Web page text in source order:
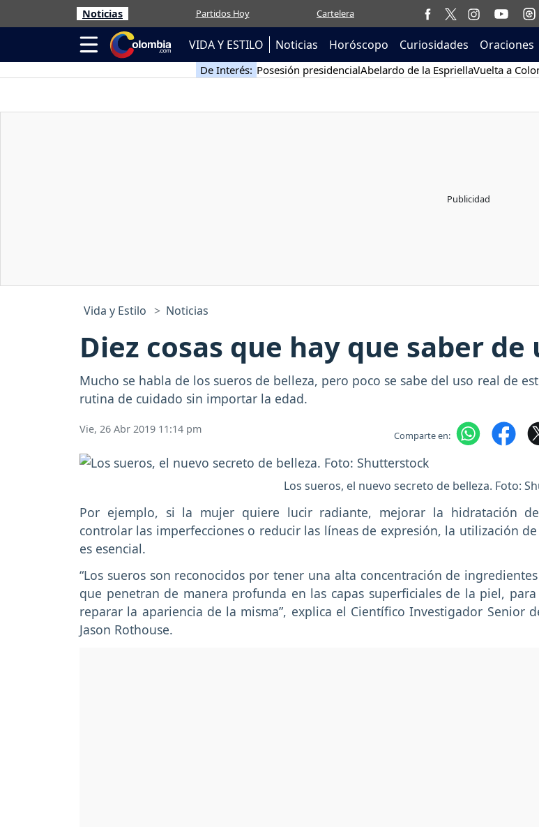
Noticias Partidos Hoy Cartelera
VIDA Y ESTILO Noticias Horóscopo Curiosidades Oraciones
De Interés: Posesión presidencialAbelardo de la EspriellaVuelta a
Vida y Estilo Noticias
Diez cosas que hay que saber
Mucho se habla de los sueros de belleza, pero poco se sabe del uso real de
rutina de cuidado sin importar la edad.
Vie, 26 Abr 2019 11:14 pm Comparte en:
Los sueros, el nuevo secreto de belleza. Foto:
Por ejemplo, si la mujer quiere lucir radiante, mejorar la hidratación
controlar las imperfecciones o reducir las líneas de expresión, la utilización
es esencial.
“Los sueros son reconocidos por tener una alta concentración de
que penetran de manera profunda en las capas superficiales de la piel,
reparar la apariencia de la misma”, explica el Científico Investigador Senior
Jason Rothouse.